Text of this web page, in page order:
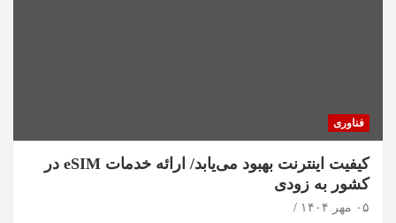
فناوری
کیفیت اینترنت بهبود می‌یابد/ ارائه خدمات eSIM در
کشور به زودی
۰۵ مهر ۱۴۰۴